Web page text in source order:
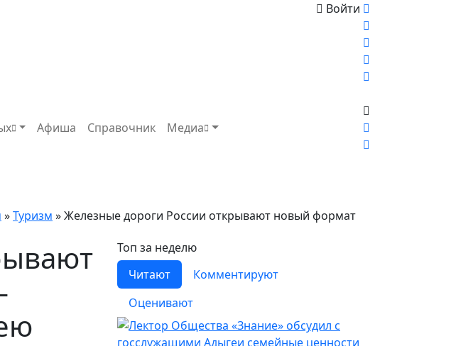
Войти
Афиша Справочник Медиа
»Туризм » Железные дороги России открывают новый формат
Топ за неделю
Читают
Комментируют
Оценивают